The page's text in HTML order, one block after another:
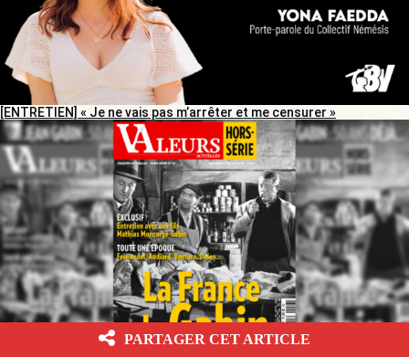
[ENTRETIEN] « Je ne vais pas m’arrêter et me censurer »
PARTAGER CET ARTICLE